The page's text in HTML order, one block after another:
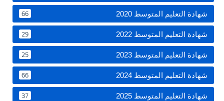
شهادة التعليم المتوسط 2020 66
شهادة التعليم المتوسط 2022 29
شهادة التعليم المتوسط 2023 25
شهادة التعليم المتوسط 2024 66
شهادة التعليم المتوسط 2025 37